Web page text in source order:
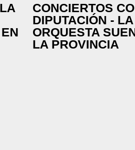
CONCIERTOS
DIPUTACIÓN - LA
ORQUESTA
LA PROVINCIA